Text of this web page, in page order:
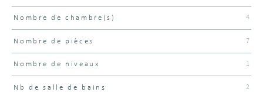
Nombre de chambre(s) 4
Nombre de pièces 7
Nombre de niveaux 1
Nb de salle de bains 2